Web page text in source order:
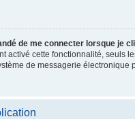
de me connecter lorsque je
activé cette fonctionnalité, seuls
de messagerie électronique